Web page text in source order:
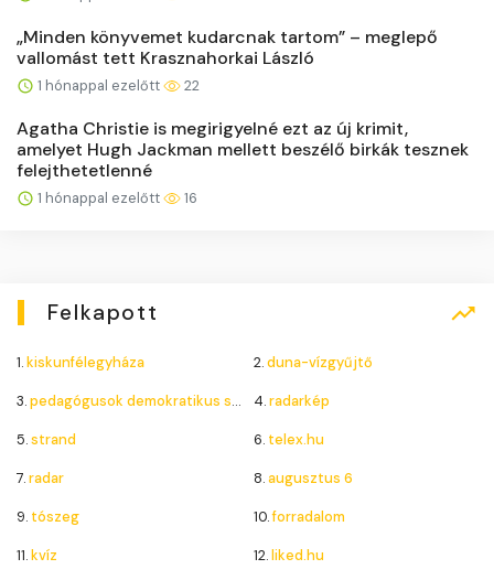
„Minden könyvemet kudarcnak tartom” – meglepő
vallomást tett Krasznahorkai László
1 hónappal ezelőtt 22
Agatha Christie is megirigyelné ezt az új krimit,
amelyet Hugh Jackman mellett beszélő birkák tesznek
felejthetetlenné
1 hónappal ezelőtt 16
Felkapott
1.kiskunfélegyháza 2.duna-vízgyűjtő
3.pedagógusok demokratikus szakszervezete 4.radarkép
5.strand 6. telex.hu
7.radar 8.augusztus 6
9. tószeg 10.forradalom
11.kvíz 12.liked.hu